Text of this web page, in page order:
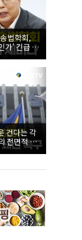
법학회,
가' 긴급 세
건다는 각
전면적 쇄
민주당 정